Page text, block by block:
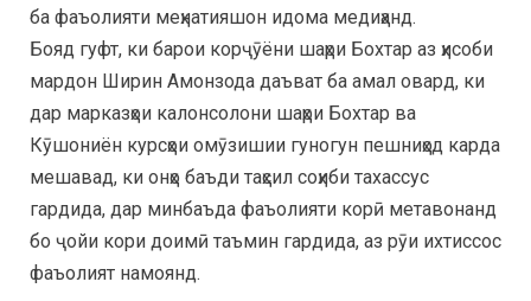
ба фаъолияти меҳнатияшон идома медиҳанд.
Бояд гуфт, ки барои корҷӯёни шаҳри Бохтар аз ҳисоби
мардон Ширин Амонзода даъват ба амал овард, ки
дар марказҳои калонсолони шаҳри Бохтар ва
Кӯшониён курсҳои омӯзишии гуногун пешниҳод карда
мешавад, ки онҳо баъди таҳсил соҳиби тахассус
гардида, дар минбаъда фаъолияти корӣ метавонанд
бо ҷойи кори доимӣ таъмин гардида, аз рӯи ихтиссос
фаъолият намоянд.